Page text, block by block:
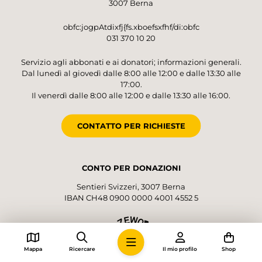
3007 Berna
obfc:jogpAtdixfj{fs.xboefsxfhf/di:obfc
031 370 10 20
Servizio agli abbonati e ai donatori; informazioni generali.
Dal lunedì al giovedì dalle 8:00 alle 12:00 e dalle 13:30 alle
17:00.
Il venerdì dalle 8:00 alle 12:00 e dalle 13:30 alle 16:00.
CONTATTO PER RICHIESTE
CONTO PER DONAZIONI
Sentieri Svizzeri, 3007 Berna
IBAN CH48 0900 0000 4001 4552 5
Mappa Ricercare Il mio profilo Shop